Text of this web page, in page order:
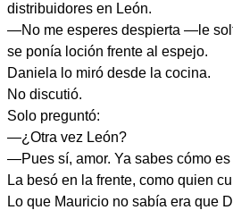
distribuidores en León.
—No me esperes despierta —le
se ponía loción frente al espejo.
Daniela lo miró desde la cocina.
No discutió.
Solo preguntó:
—¿Otra vez León?
—Pues sí, amor. Ya sabes cómo es
La besó en la frente, como quien
Lo que Mauricio no sabía era que